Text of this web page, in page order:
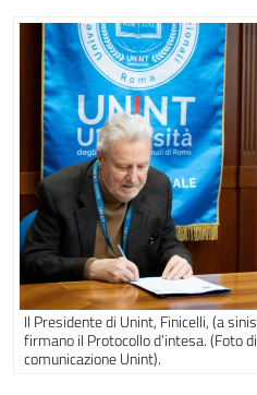
Il Presidente di Unint, Finicelli, (a
firmano il Protocollo d’intesa. (Foto
comunicazione Unint).